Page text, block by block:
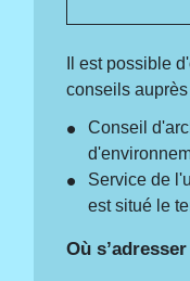
Il est possible
conseils
Conseil
Service de
est situé le
Où